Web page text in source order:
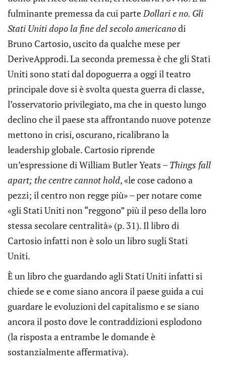
fulminante premessa da cui parteDollari e no. Gli
Stati Uniti dopo la fine del secolo americanodi
Bruno Cartosio, uscito da qualche mese per
DeriveApprodi. La seconda premessa è che gli Stati
Uniti sono stati dal dopoguerra a oggi il teatro
principale dove si è svolta questa guerra di classe,
l’osservatorio privilegiato, ma che in questo lungo
declino che il paese sta affrontando nuove potenze
mettono in crisi, oscurano, ricalibrano la
leadership globale. Cartosio riprende
un’espressione di William Butler Yeats – Things fall
apart; the centre cannot hold, «le cose cadono a
pezzi; il centro non regge più» – per notare come
«gli Stati Uniti non “reggono” più il peso della loro
stessa secolare centralità» (p. 31). Il libro di
Cartosio infatti non è solo un libro sugli Stati
Uniti.
È un libro che guardando agli Stati Uniti infatti si
chiede se e come siano ancora il paese guida a cui
guardare le evoluzioni del capitalismo e se siano
ancora il posto dove le contraddizioni esplodono
(la risposta a entrambe le domande è
sostanzialmente affermativa).